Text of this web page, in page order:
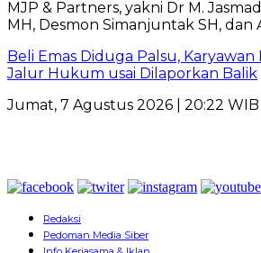
Beli Emas Diduga Palsu,
Jalur Hukum usai Dilaporkan Balik
Jumat, 7 Agustus 2026 | 20:22 WIB
Redaksi
Pedoman Media Siber